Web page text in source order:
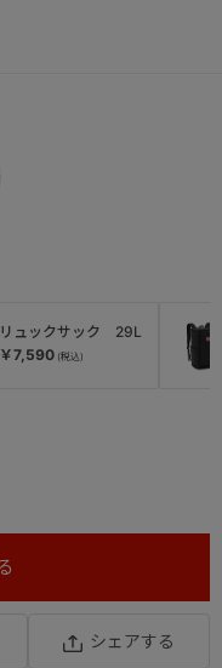
リュックサック 29L
￥7,590
シェアする